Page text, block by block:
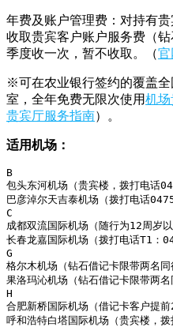
年费及账户管理费：对持有
收取贵宾客户账户服务费（
季度收一次，暂不收取。（
※可在农业银行签约的覆盖
室，全年免费无限次使用机
贵宾厅服务指南）。
适用机场：
B
包头东河机场（贵宾楼，拨打电话
巴彦淖尔天吉泰机场（拨打电话
C
成都双流国际机场（随行为12周岁
长春龙嘉国际机场（拨打电话T1：
G
格尔木机场（钻石借记卡限带两名同
果洛玛沁机场（钻石借记卡限带两名
H
合肥新桥国际机场（借记卡客户提
呼和浩特白塔国际机场（贵宾楼，